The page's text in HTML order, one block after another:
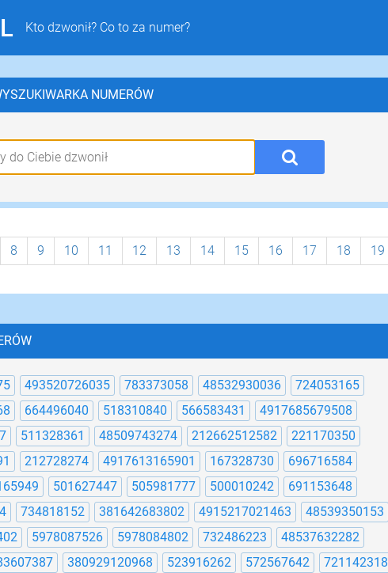
Kto dzwonił? Co to za numer?
NUMERÓW
8 9 10 11 12 13 14 15 16 17 18 19
493520726035 783373058 48532930036
724053165
664496040 518310840 566583431
4917685679508
511328361 48509743274 212662512582
221170350
212728274 4917613165901 167328730
696716584
501627447 505981777 500010242
691153648
734818152 381642683802 4915217021463
48539350153
5978087526 5978084802 732486223
48537632282
380929120968 523916262 572567642
721142318